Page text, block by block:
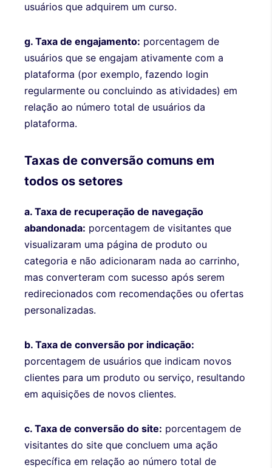
usuários que adquirem um curso.
g. Taxa de engajamento: porcentagem de
usuários que se engajam ativamente com a
plataforma (por exemplo, fazendo login
regularmente ou concluindo as atividades) em
relação ao número total de usuários da
plataforma.
Taxas de conversão comuns em
todos os setores
a. Taxa de recuperação de navegação
abandonada: porcentagem de visitantes que
visualizaram uma página de produto ou
categoria e não adicionaram nada ao carrinho,
mas converteram com sucesso após serem
redirecionados com recomendações ou ofertas
personalizadas.
b. Taxa de conversão por indicação:
porcentagem de usuários que indicam novos
clientes para um produto ou serviço, resultando
em aquisições de novos clientes.
c. Taxa de conversão do site: porcentagem de
visitantes do site que concluem uma ação
específica em relação ao número total de